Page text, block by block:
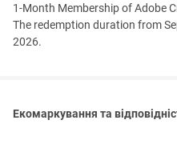
1-Month Membership of Adobe
The redemption duration from
2026.
Екомаркування та